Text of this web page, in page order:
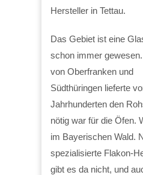
Hersteller in Tettau.
Das Gebiet ist eine
schon immer
von Oberfranken und
Südthüringen lieferte
Jahrhunderten den
nötig war für die Öfen.
im Bayerischen Wald.
spezialisierte Flakon-
gibt es da nicht, und